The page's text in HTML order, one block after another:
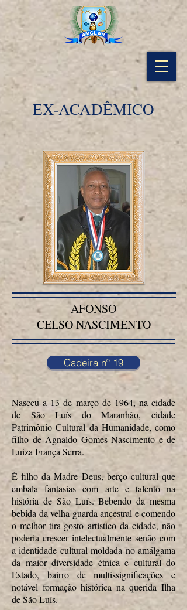
EX-ACADÊMICO
AFONSO
CELSO NASCIMENTO
Cadeira nº 19
Nasceu a 13 de março de 1964, na cidade
de São Luís do Maranhão, cidade
Patrimônio Cultural da Humanidade, como
filho de Agnaldo Gomes Nascimento e de
Luiza França Serra.
É filho da Madre Deus, berço cultural que
embala fantasias com arte e talento na
história de São Luís. Bebendo da mesma
bebida da velha guarda ancestral e comendo
o melhor tira-gosto artístico da cidade, não
poderia crescer intelectualmente senão com
a identidade cultural moldada no amálgama
da maior diversidade étnica e cultural do
Estado, bairro de multissignificações e
notável formação histórica na querida Ilha
de São Luís.